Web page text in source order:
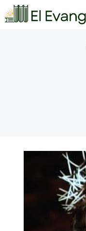
Saltar
al